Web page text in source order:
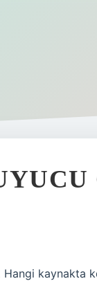
Hangi kaynakta